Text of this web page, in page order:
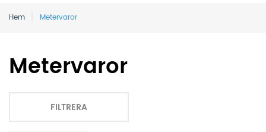
Hem Metervaror
Metervaror
FILTRERA